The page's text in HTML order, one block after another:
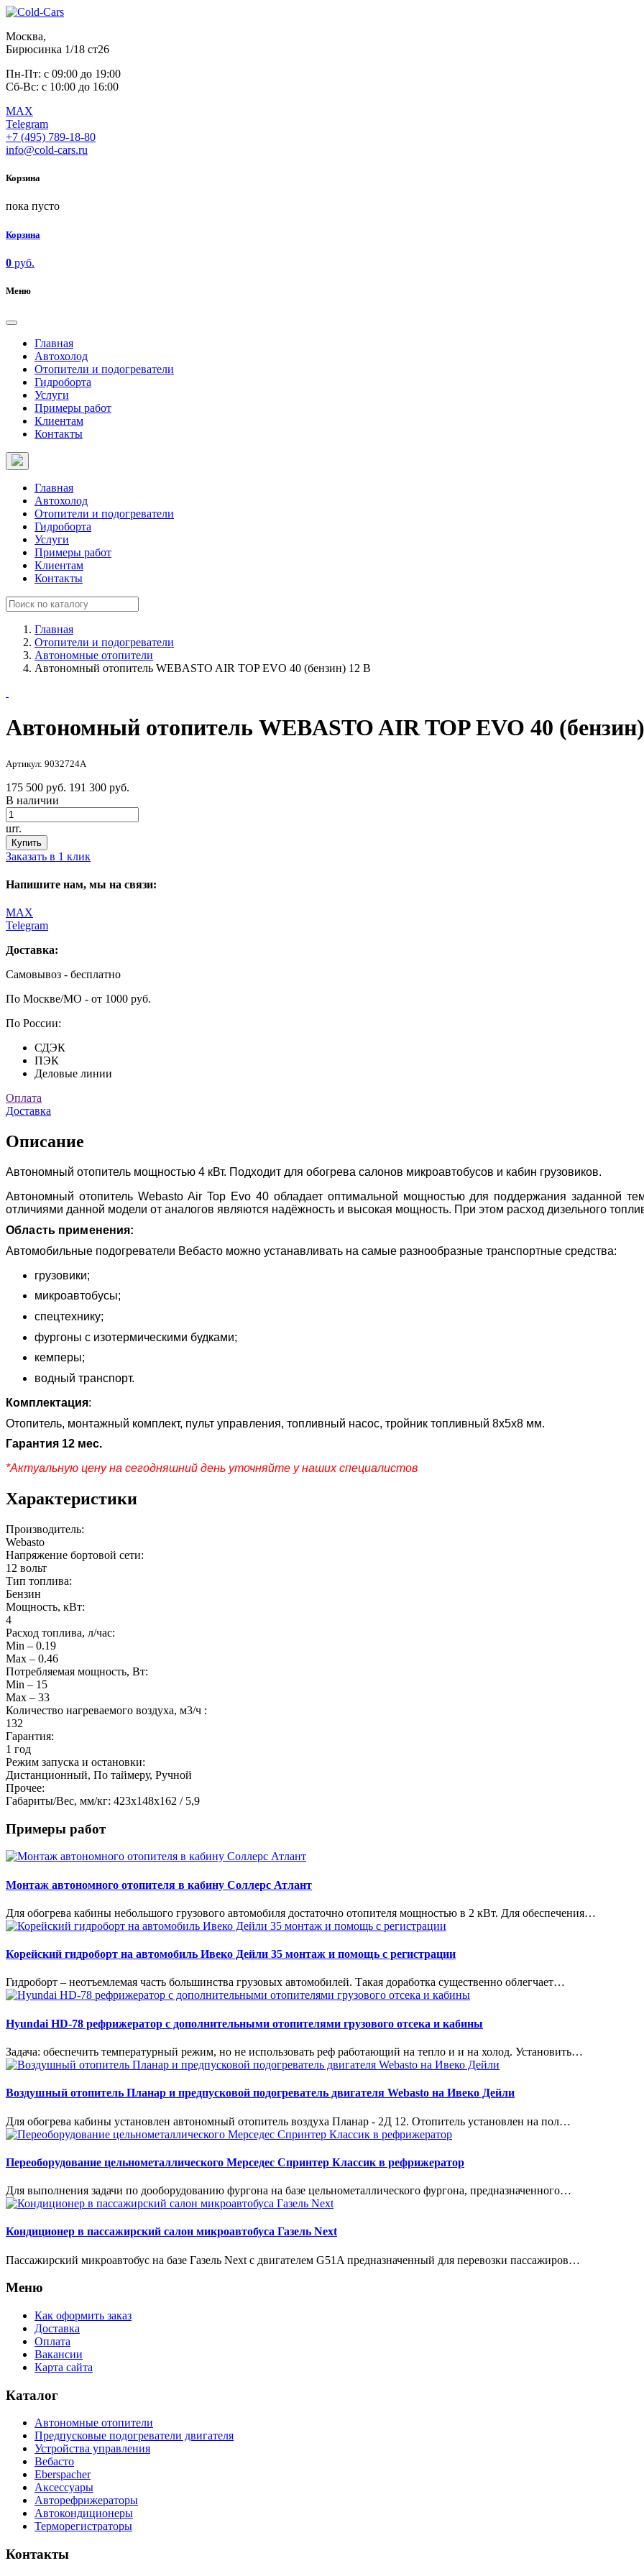
Москва,
Бирюсинка 1/18 ст26 ​
Пн-Пт: с 09:00 до 19:00
Сб-Вс: с 10:00 до 16:00
MAX
Telegram
+7 (495) 789-18-80
info@cold-cars.ru
Корзина
пока пусто
Корзина
0 руб.
Меню
Главная
Автохолод
Отопители и подогреватели
Гидроборта
Услуги
Примеры работ
Клиентам
Контакты
Главная
Автохолод
Отопители и подогреватели
Гидроборта
Услуги
Примеры работ
Клиентам
Контакты
Главная
Отопители и подогреватели
Автономные отопители
Автономный отопитель WEBASTO AIR TOP EVO 40 (бензин) 12 В
Автономный отопитель WEBASTO AIR TOP EVO 40
Артикул: 9032724A
175 500 руб. 191 300 руб.
В наличии
шт.
Купить
Заказать в 1 клик
Напишите нам, мы на связи:
MAX
Telegram
Доставка:
Самовывоз - бесплатно
По Москве/МО - от 1000 руб.
По России:
СДЭК
ПЭК
Деловые линии
Оплата
Доставка
Описание
Автономный отопитель мощностью 4 кВт. Подходит для обогрева салонов микроавтобусов и кабин грузовиков.
Автономный отопитель Webasto Air Top Evo 40 обладает оптимальной мощностью для поддержания заданной
отличиями данной модели от аналогов являются надёжность и высокая мощность. При этом расход дизельного
Область применения:
Автомобильные подогреватели Вебасто можно устанавливать на самые разнообразные транспортные средства:
грузовики;
микроавтобусы;
спецтехнику;
фургоны с изотермическими будками;
кемперы;
водный транспорт.
Комплектация:
Отопитель, монтажный комплект, пульт управления, топливный насос, тройник топливный 8х5х8 мм.
Гарантия 12 мес.
*Актуальную цену на сегодняшний день уточняйте у наших специалистов
Характеристики
Производитель:
Webasto
Напряжение бортовой сети:
12 вольт
Тип топлива:
Бензин
Мощность, кВт:
4
Расход топлива, л/час:
Min – 0.19
Max – 0.46
Потребляемая мощность, Вт:
Min – 15
Max – 33
Количество нагреваемого воздуха, м3/ч :
132
Гарантия:
1 год
Режим запуска и остановки:
Дистанционный, По таймеру, Ручной
Прочее:
Габариты/Вес, мм/кг: 423х148х162 / 5,9
Примеры работ
Монтаж автономного отопителя в кабину Соллерс Атлант
Для обогрева кабины небольшого грузового автомобиля достаточно отопителя мощностью в 2 кВт. Для обеспечения…
Корейский гидроборт на автомобиль Ивеко Дейли 35 монтаж и помощь с регистрации
Гидроборт – неотъемлемая часть большинства грузовых автомобилей. Такая доработка существенно облегчает…
Hyundai HD-78 рефрижератор с дополнительными отопителями грузового отсека и кабины
Задача: обеспечить температурный режим, но не использовать реф работающий на тепло и и на холод. Установить…
Воздушный отопитель Планар и предпусковой подогреватель двигателя Webasto на Ивеко Дейли
Для обогрева кабины установлен автономный отопитель воздуха Планар - 2Д 12. Отопитель установлен на пол…
Переоборудование цельнометаллического Мерседес Спринтер Классик в рефрижератор
Для выполнения задачи по дооборудованию фургона на базе цельнометаллического фургона, предназначенного…
Кондиционер в пассажирский салон микроавтобуса Газель Next
Пассажирский микроавтобус на базе Газель Next с двигателем G51A предназначенный для перевозки пассажиров…
Меню
Как оформить заказ
Доставка
Оплата
Вакансии
Карта сайта
Каталог
Автономные отопители
Предпусковые подогреватели двигателя
Устройства управления
Вебасто
Eberspacher
Аксессуары
Авторефрижераторы
Автокондиционеры
Терморегистраторы
Контакты